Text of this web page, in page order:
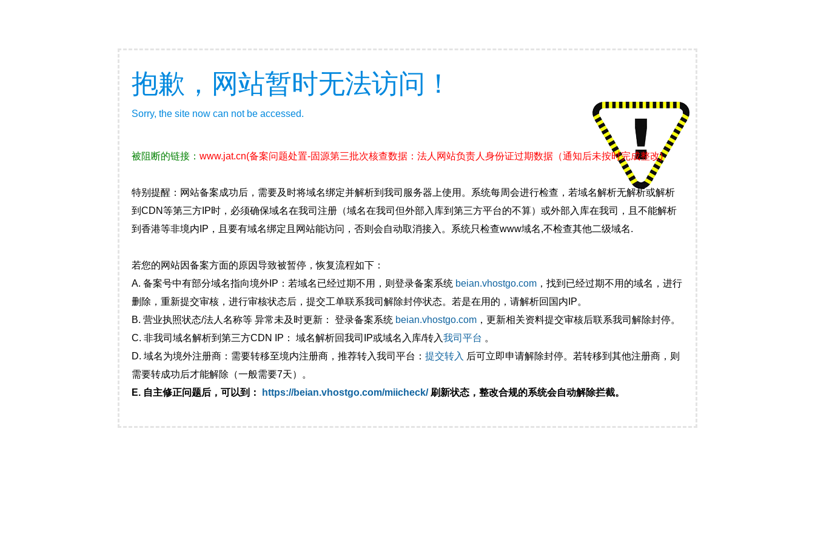
抱歉，网站暂时无法访问！
Sorry, the site now can not be accessed.
被阻断的链接： www.jat.cn(备案问题处置-固源第三批次核查数据：法人网站负责人身份证过期数据（通知后未按时完成整改)
特别提醒：网站备案成功后，需要及时将域名绑定并解析到我司服务器上使用。系统每周会进行检查，若域名解析无解析或解析
到CDN等第三方IP时，必须确保域名在我司注册（域名在我司但外部入库到第三方平台的不算）或外部入库在我司，且不能解析
到香港等非境内IP，且要有域名绑定且网站能访问，否则会自动取消接入。系统只检查www域名,不检查其他二级域名.
若您的网站因备案方面的原因导致被暂停，恢复流程如下：
A. 备案号中有部分域名指向境外IP：若域名已经过期不用，则登录备案系统 beian.vhostgo.com ，找到已经过期不用的域名，进行
删除，重新提交审核，进行审核状态后，提交工单联系我司解除封停状态。若是在用的，请解析回国内IP。
B. 营业执照状态/法人名称等 异常未及时更新： 登录备案系统 beian.vhostgo.com ，更新相关资料提交审核后联系我司解除封停。
C. 非我司域名解析到第三方CDN IP： 域名解析回我司IP或域名入库/转入我司平台 。
D. 域名为境外注册商：需要转移至境内注册商，推荐转入我司平台： 提交转入 后可立即申请解除封停。若转移到其他注册商，则
需要转成功后才能解除（一般需要7天）。
E. 自主修正问题后，可以到：
https://beian.vhostgo.com/miicheck/刷新状态，整改合规的系统会自动解除拦截。